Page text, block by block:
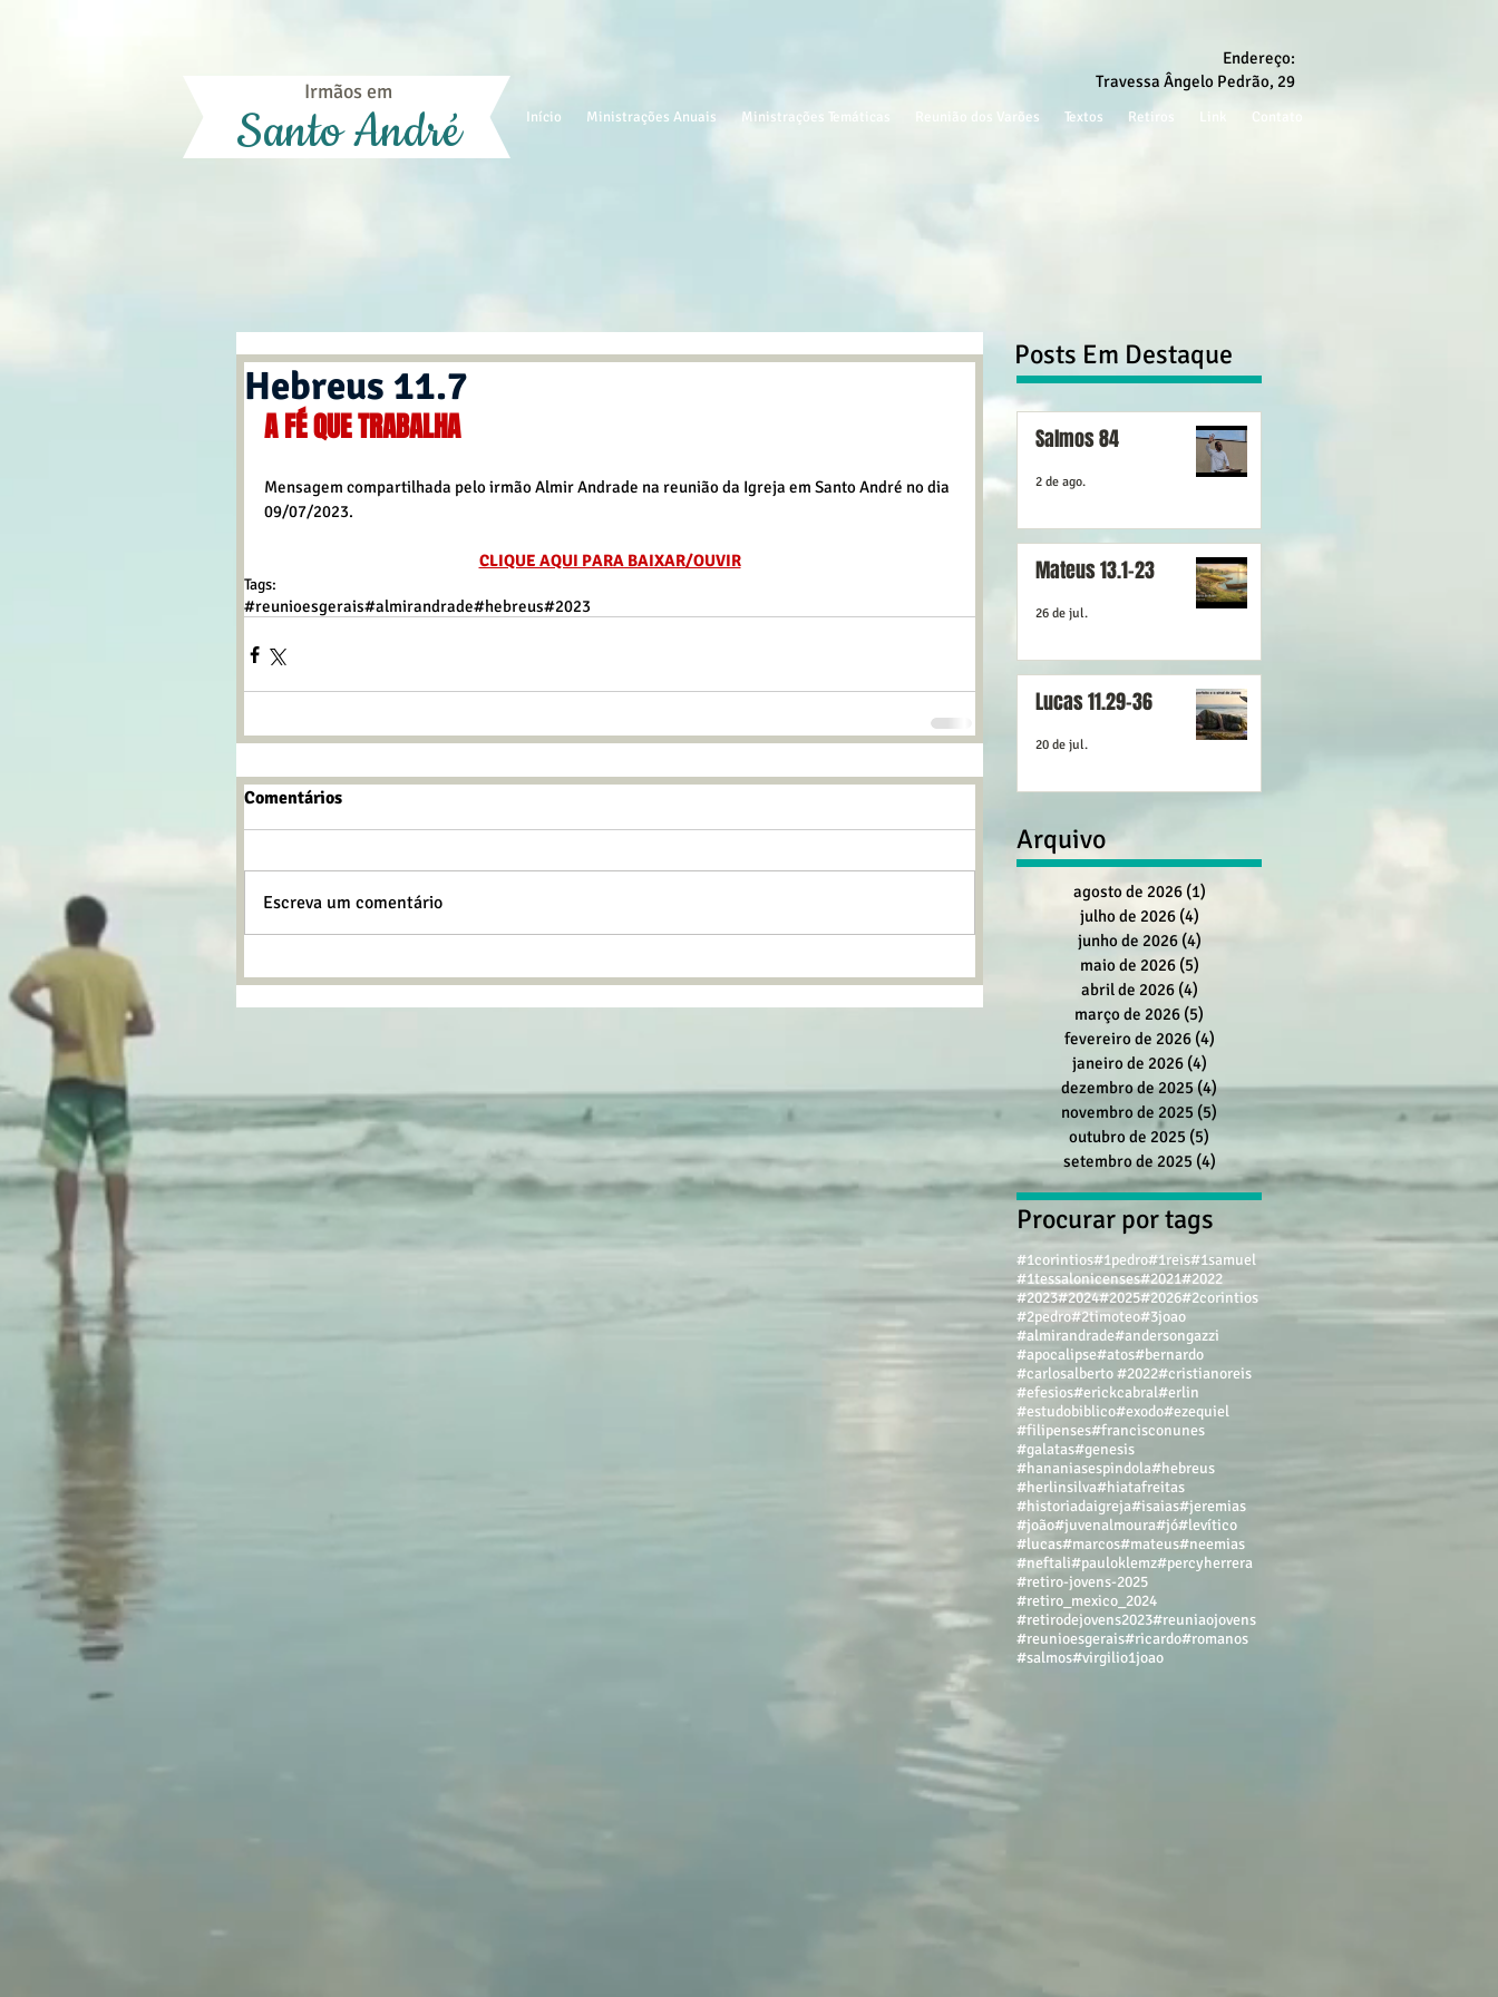
Início Ministrações Anuais Ministrações Temáticas Reunião dos Varões Textos Retiros Contato
Endereço:
Travessa Ângelo Pedrão, 29
Irmãos em
Santo André
Hebreus 11.7
A FÉ QUE TRABALHA
Mensagem compartilhada pelo irmão Almir Andrade na reunião da Igreja em Santo André no dia
09/07/2023.
CLIQUE AQUI PARA BAIXAR/OUVIR
Tags:
#reunioesgerais#almirandrade#hebreus#2023
Comentários
Escreva um comentário
Posts Em Destaque
Salmos 84
2 de ago.
Mateus 13.1-23
26 de jul.
Lucas 11.29-36
20 de jul.
Arquivo
agosto de 2026 (1)
julho de 2026 (4)
junho de 2026 (4)
maio de 2026 (5)
abril de 2026 (4)
março de 2026 (5)
fevereiro de 2026 (4)
janeiro de 2026 (4)
dezembro de 2025(4)4 posts
novembro de 2025 (5)
outubro de 2025 (5)
setembro de 2025 (4) 4 posts
Procurar por tags
#1corintios#1pedro#1reis#1samuel
#1tessalonicenses#2021#2022
#2023#2024#2025#2026#2corintios
#2pedro#2timoteo#3joao
#almirandrade#andersongazzi
#apocalipse#atos#bernardo
#carlosalberto #2022#cristianoreis
#efesios#erickcabral#erlin
#estudobiblico#exodo#ezequiel
#filipenses#francisconunes
#galatas#genesis
#hananiasespindola#hebreus
#herlinsilva#hiatafreitas
#historiadaigreja#isaias#jeremias
#joão#juvenalmoura#jó#levítico
#lucas#marcos#mateus#neemias
#neftali#pauloklemz#percyherrera
#retiro-jovens-2025
#retiro_mexico_2024
#retirodejovens2023#reuniaojovens
#reunioesgerais#ricardo#romanos
#salmos#virgilio1joao